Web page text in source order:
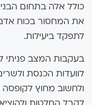
כולל אלה בתחום
את המחסור בכוח
לתפקד ביעילות.
בעקבות המצב פניתי
לוועדות הכנסת
ולחשוב מחוץ